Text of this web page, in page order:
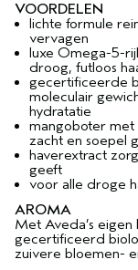
VOORDELEN
lichte formule
vervagen
luxe Omega-5-
droog, futloos
gecertificeerde
moleculair
hydratatie
mangoboter
zacht en soepel
haverextract
geeft
voor alle droge
AROMA
Met Aveda’s
gecertificeerd
zuivere bloemen-